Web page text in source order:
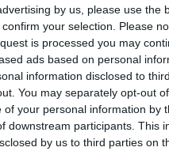
by us, please use the
your selection. Please
is processed you may
ads based on personal
information disclosed to
You may separately opt-out
of your personal information by
downstream participants. This
by us to third parties on
krompir u čašice od
koru krompira, ali tako
Ovako pripremljene čašice
krompira i to tako da je
zemljišta. Nakon 3-4 dana
insekte koji su u njih
krompira kada se osuše.